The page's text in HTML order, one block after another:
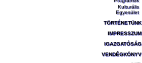
Kulturális
Egyesület
TÖRTÉNETÜNK
IMPRESSZUM
IGAZGATÓSÁG
VENDÉGKÖNYV